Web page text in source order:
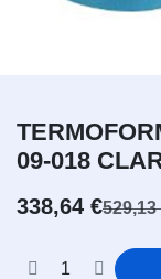
09-018
338,64 €529,13